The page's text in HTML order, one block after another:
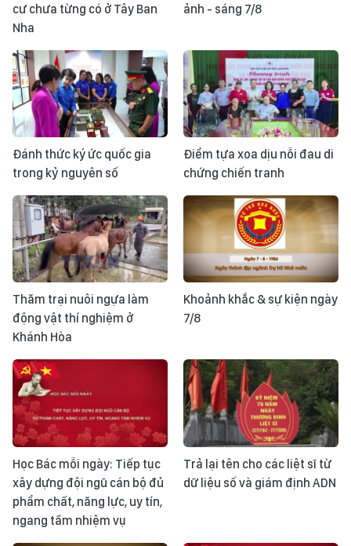
cư chưa từng có ở Tây Ban
Nha
ảnh - sáng 7/8
Đánh thức ký ức quốc gia
trong kỷ nguyên số
Điểm tựa xoa dịu nỗi đau di
chứng chiến tranh
Thăm trại nuôi ngựa làm
động vật thí nghiệm ở
Khánh Hòa
Khoảnh khắc & sự kiện ngày
7/8
Học Bác mỗi ngày: Tiếp tục
xây dựng đội ngũ cán bộ đủ
phẩm chất, năng lực, uy tín,
ngang tầm nhiệm vụ
Trả lại tên cho các liệt sĩ từ
dữ liệu số và giám định ADN